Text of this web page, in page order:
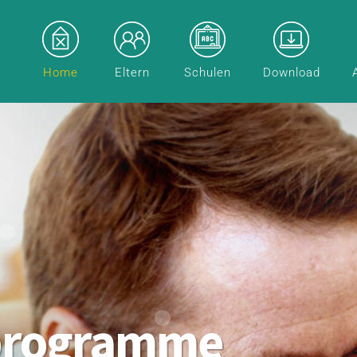
Home Eltern Schulen Download